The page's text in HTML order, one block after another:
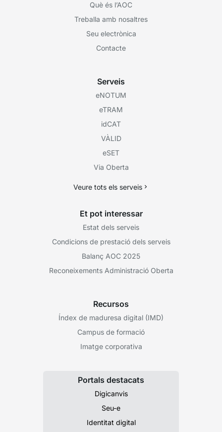
Què és l’AOC
Treballa amb nosaltres
Seu electrònica
Contacte
Serveis
eNOTUM
eTRAM
idCAT
VÀLID
eSET
Via Oberta
Veure tots els serveis
Et pot interessar
Estat dels serveis
Condicions de prestació dels serveis
Balanç AOC 2025
Reconeixements Administració Oberta
Recursos
Índex de maduresa digital (IMD)
Campus de formació
Imatge corporativa
Portals destacats
Digicanvis
Seu-e
Identitat digital